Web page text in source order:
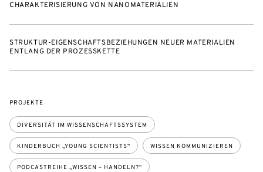
CHARAKTERISIERUNG VON NANOMATERIALIEN
STRUKTUR-EIGENSCHAFTSBEZIEHUNGEN NEUER MATERIALIEN
ENTLANG DER PROZESSKETTE
PROJEKTE
DIVERSITÄT IM WISSENSCHAFTSSYSTEM
KINDERBUCH „YOUNG SCIENTISTS“ WISSEN KOMMUNIZIEREN
PODCASTREIHE „WISSEN – HANDELN?“